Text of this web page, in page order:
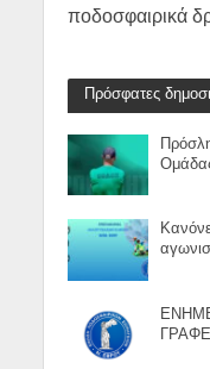
ποδοσφαιρικά
Πρόσφατες